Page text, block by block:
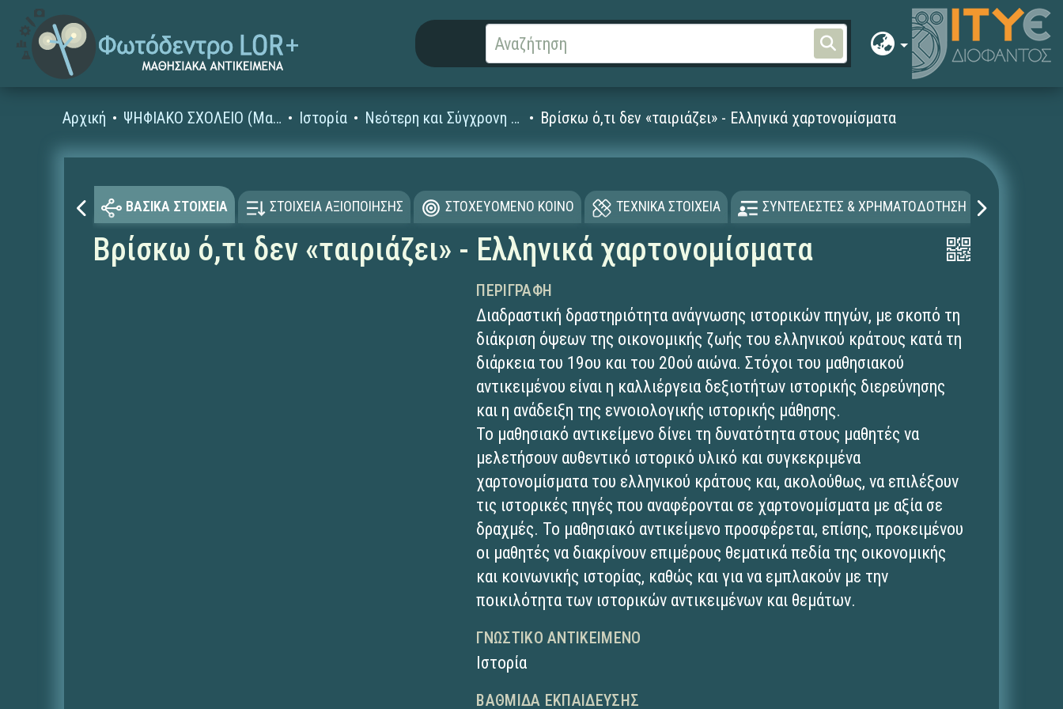
Αρχική ΨΗΦΙΑΚΟ ΣΧΟΛΕΙΟ (Μαθησιακά Αντικείμενα) Ιστορία Νεότερη και Σύγχρονη Ιστορία (19ος-20ός αι.) Βρίσκω ό,τι δεν «ταιριάζει» - Ελληνικά χαρτονομίσματα
ΒΑΣΙΚΑ ΣΤΟΙΧΕΙΑ ΣΤΟΙΧΕΙΑ ΑΞΙΟΠΟΙΗΣΗΣ ΣΤΟΧΕΥΟΜΕΝΟ ΚΟΙΝΟ ΤΕΧΝΙΚΑ ΣΤΟΙΧΕΙΑ ΣΥΝΤΕΛΕΣΤΕΣ & ΧΡΗΜΑΤΟΔΟΤΗΣΗ
Βρίσκω ό,τι δεν «ταιριάζει» - Ελληνικά χαρτονομίσματα
ΠΕΡΙΓΡΑΦΉ
Διαδραστική δραστηριότητα ανάγνωσης ιστορικών πηγών, με σκοπό τη
διάκριση όψεων της οικονομικής ζωής του ελληνικού κράτους κατά τη
διάρκεια του 19ου και του 20ού αιώνα. Στόχοι του μαθησιακού
αντικειμένου είναι η καλλιέργεια δεξιοτήτων ιστορικής διερεύνησης
και η ανάδειξη της εννοιολογικής ιστορικής μάθησης.
Το μαθησιακό αντικείμενο δίνει τη δυνατότητα στους μαθητές να
μελετήσουν αυθεντικό ιστορικό υλικό και συγκεκριμένα
χαρτονομίσματα του ελληνικού κράτους και, ακολούθως, να επιλέξουν
τις ιστορικές πηγές που αναφέρονται σε χαρτονομίσματα με αξία σε
δραχμές. Το μαθησιακό αντικείμενο προσφέρεται, επίσης, προκειμένου
οι μαθητές να διακρίνουν επιμέρους θεματικά πεδία της οικονομικής
και κοινωνικής ιστορίας, καθώς και για να εμπλακούν με την
ποικιλότητα των ιστορικών αντικειμένων και θεμάτων.
ΓΝΩΣΤΙΚΌ ΑΝΤΙΚΕΊΜΕΝΟ
Ιστορία
ΒΑΘΜΊΔΑ ΕΚΠΑΊΔΕΥΣΗΣ